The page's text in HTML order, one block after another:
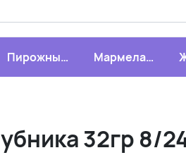
Пирожные,
бисквиты,
Мармелад,
зефир,
32гр 8/